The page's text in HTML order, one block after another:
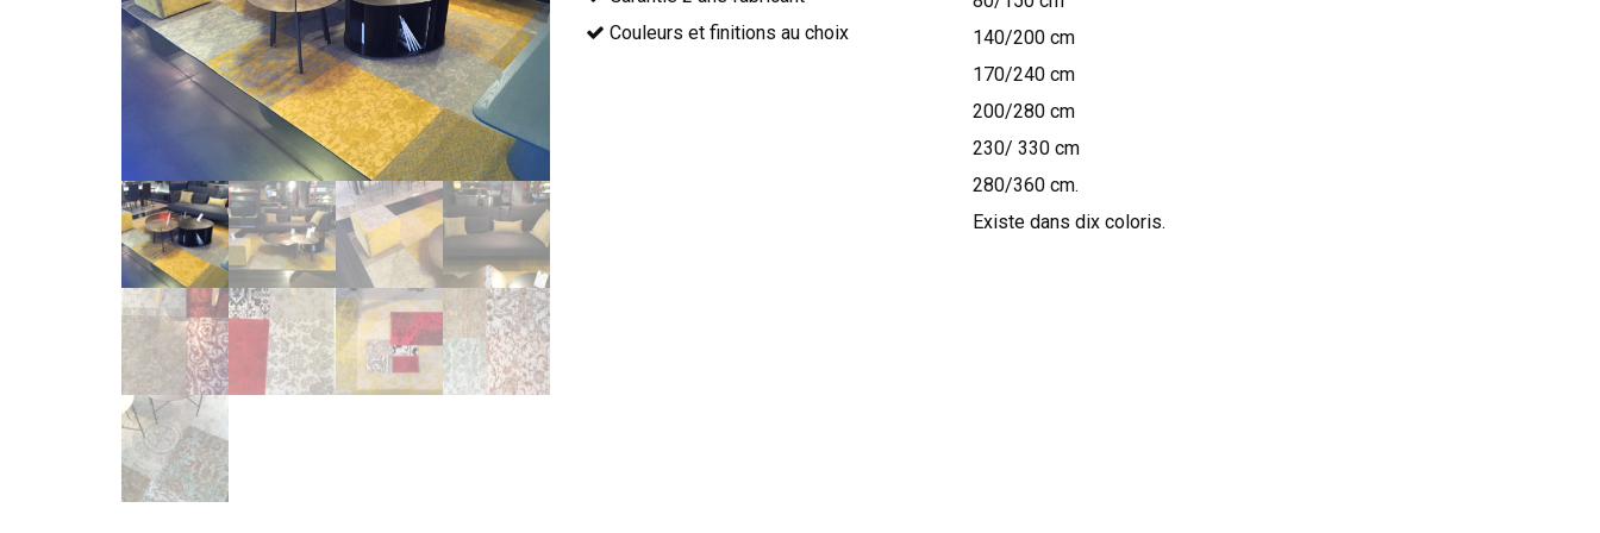
Couleurs et finitions au choix
140/200 cm
170/240 cm
200/280 cm
230/ 330 cm
280/360 cm.
Existe dans dix coloris.